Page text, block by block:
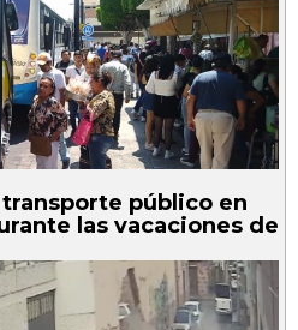
público en
las vacaciones de